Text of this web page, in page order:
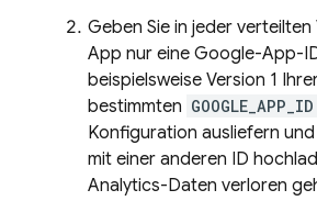
Geben Sie in jeder
App nur eine Google-App-
beispielsweise Version 1
bestimmten GOOGLE_APP_ID
Konfiguration ausliefern
mit einer anderen ID
Analytics-Daten verloren